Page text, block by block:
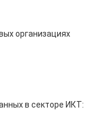
организациях
в секторе ИКТ: